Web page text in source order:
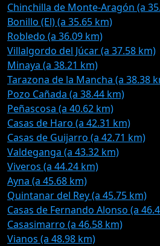
Chinchilla de Monte-Aragón (a
Bonillo (El) (a 35.65 km)
Robledo (a 36.09 km)
Villalgordo del Júcar (a 37.58 km)
Minaya (a 38.21 km)
Tarazona de la Mancha (a 38.38
Pozo Cañada (a 38.44 km)
Peñascosa (a 40.62 km)
Casas de Haro (a 42.31 km)
Casas de Guijarro (a 42.71 km)
Valdeganga (a 43.32 km)
Viveros (a 44.24 km)
Ayna (a 45.68 km)
Quintanar del Rey (a 45.75 km)
Casas de Fernando Alonso (a
Casasimarro (a 46.58 km)
Vianos (a 48.98 km)